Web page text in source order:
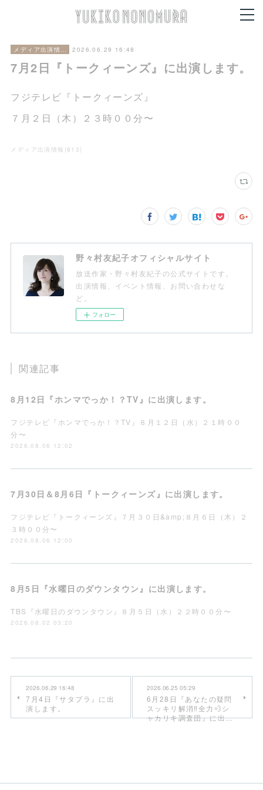
メディア出演情報 2026.06.29 16:48
7月2日『トークィーンズ』に出演します。
フジテレビ『トークィーンズ』
７月２日（木）２３時００分〜
メディア出演情報 (813 )
野々村友紀子オフィシャルサイト
放送作家・野々村友紀子の公式サイトです。
出演情報、イベント情報、お問い合わせな
ど。
フォロー
関連記事
8月12日『ホンマでっか！？TV』に出演します。
フジテレビ『ホンマでっか！？TV』８月１２日（水）２１時００
分〜
2026.08.06 12:02
7月30日＆8月6日『トークィーンズ』に出演します。
フジテレビ『トークィーンズ』７月３０日&amp;８月６日（木）２
３時００分〜
2026.08.06 12:00
8月5日『水曜日のダウンタウン』に出演します。
TBS『水曜日のダウンタウン』８月５日（水）２２時００分〜
2026.08.02 03:20
2026.06.29 16:48
7月4日『サタプラ』に出
演します。
2026.06.25 05:29
6月28日『あなたの疑問
スッキリ解消‼全力💨シ
ャカリキ調査団』に出…